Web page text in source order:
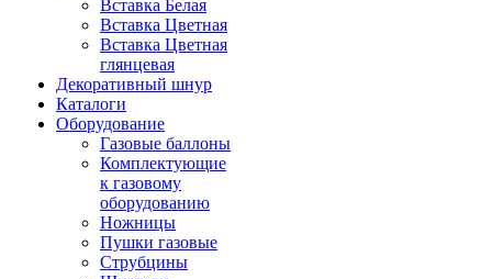
Вставка Белая
Вставка Цветная
Вставка Цветная
глянцевая
Декоративный шнур
Каталоги
Оборудование
Газовые баллоны
Комплектующие
к газовому
оборудованию
Ножницы
Пушки газовые
Струбцины